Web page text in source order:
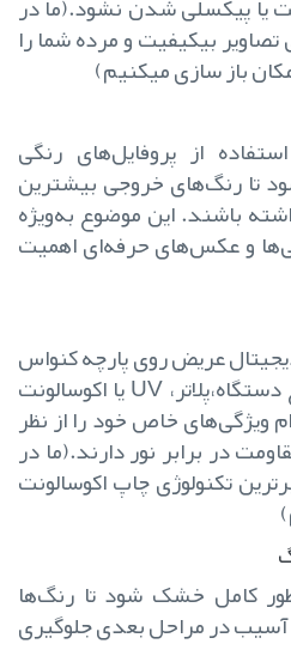
بیکیفیت و مرده شما را
باز سازی میکنیم)
از پروفایل‌های رنگی
رنگ‌های خروجی بیشترین
باشند. این موضوع به‌ویژه
و عکس‌های حرفه‌ای اهمیت
عریض روی پارچه کنواس
چاپ می‌شود. بسته به نوع دستگاه،پلاتر، UV یا اکوسالونت
ویژگی‌های خاص خود را از نظر
در برابر نور دارند.(ما در
تکنولوژی چاپ اکوسالونت
کامل خشک شود تا رنگ‌ها
آسیب در مراحل بعدی جلوگیری